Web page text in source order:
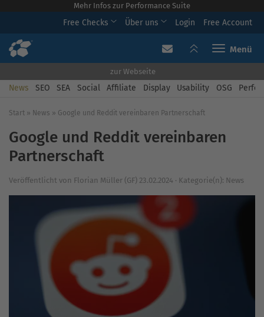
Mehr Infos zur Performance Suite
Free Checks Über uns Login Free Account
Toggle
zur Webseite
News SEO SEA Social Affiliate Display Usability OSG
Start » News » Google und Reddit vereinbaren Partnerschaft
Google und Reddit vereinbaren
Partnerschaft
Veröffentlicht von Florian Müller (GF) 23.02.2024 · Kategorie(n): News